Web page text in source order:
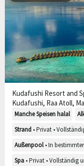
Kudafushi Resort and
Kudafushi, Raa Atoll,
Manche Speisen halal
Strand • Privat •
Außenpool• In
Spa • Privat • Vollständig